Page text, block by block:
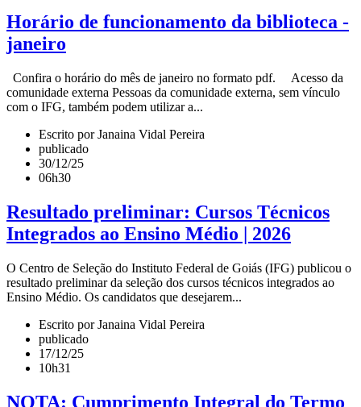
Horário de funcionamento da biblioteca -
janeiro
Confira o horário do mês de janeiro no formato pdf. Acesso da
comunidade externa Pessoas da comunidade externa, sem vínculo
com o IFG, também podem utilizar a...
Escrito por Janaina Vidal Pereira
publicado
30/12/25
06h30
Resultado preliminar: Cursos Técnicos
Integrados ao Ensino Médio | 2026
O Centro de Seleção do Instituto Federal de Goiás (IFG) publicou o
resultado preliminar da seleção dos cursos técnicos integrados ao
Ensino Médio. Os candidatos que desejarem...
Escrito por Janaina Vidal Pereira
publicado
17/12/25
10h31
NOTA: Cumprimento Integral do Termo